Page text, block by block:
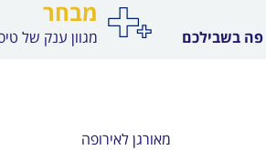
פה בשבילכם
מבחר
מגוון ענק של
מאורגן לאירופה